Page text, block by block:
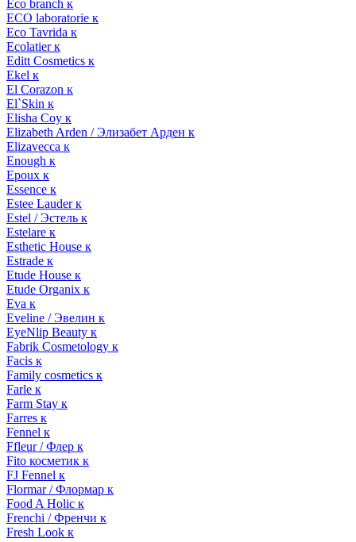
Eco branch к
ECO laboratorie к
Eco Tavrida к
Ecolatier к
Editt Cosmetics к
Ekel к
El Corazon к
El`Skin к
Elisha Coy к
Elizabeth Arden / Элизабет Арден к
Elizavecca к
Enough к
Epoux к
Essence к
Estee Lauder к
Estel / Эстель к
Estelare к
Esthetic House к
Estrade к
Etude House к
Etude Organix к
Eva к
Eveline / Эвелин к
EyeNlip Beauty к
Fabrik Cosmetology к
Facis к
Family cosmetics к
Farle к
Farm Stay к
Farres к
Fennel к
Ffleur / Флер к
Fito косметик к
FJ Fennel к
Flormar / Флормар к
Food A Holic к
Frenchi / Френчи к
Fresh Look к